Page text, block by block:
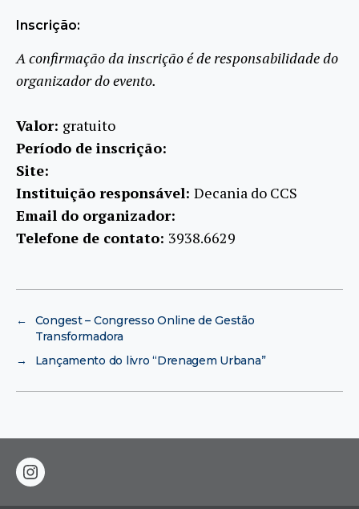
Inscrição:
A confirmação da inscrição é de responsabilidade do
organizador do evento.
Valor: gratuito
Período de inscrição:
Site:
Instituição responsável: Decania do CCS
Email do organizador:
Telefone de contato: 3938.6629
←
Congest – Congresso Online de Gestão
Transformadora
→
Lançamento do livro “Drenagem Urbana”
instagram